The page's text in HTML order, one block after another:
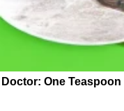
Doctor: One